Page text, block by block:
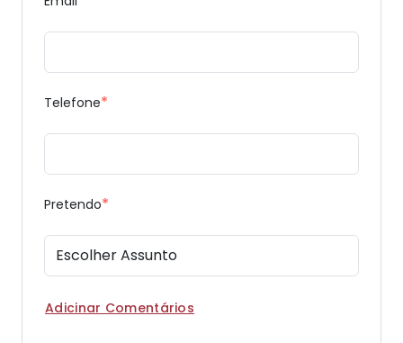
Telefone*
Pretendo*
Adicinar Comentários